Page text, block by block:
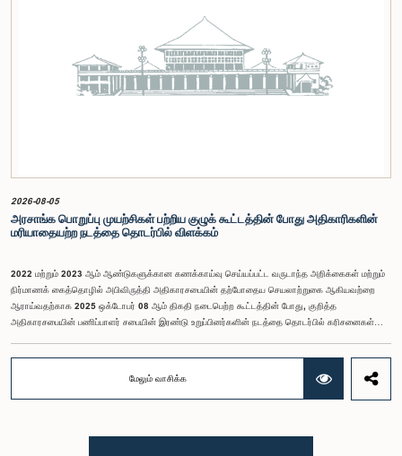
இச்செயலமர்வு தொடருக்கான அபிவிருத்தி பங்காளராக அனுசரணை வழங்கும் CII (Coalition for
Inclusive Impact) நிறுவனத்தின் பிரதிநிதிகளும் கலந்துகொண்டனர்.இந்த செயலமர்வில் பங்கேற்க
விரும்பும் கம்பஹா மாவட்டத்தைச் சேர்ந்த 18 – 35 வயதுக்குட்பட்ட இளைஞர், யுவதிகள் இங்கே
தரப்பட்டுள்ள https://forms.gle/aVp5UzhLbtPSmVap8 இணைப்பின் ஊடாக உரிய விண்ணப்பப்
படிவத்தை பூர்த்தி செய்து பதிவு செய்யுமாறு கேட்டுக்கொள்ளப்படுகின்றனர்.
2026-08-05
அரசாங்க பொறுப்பு முயற்சிகள் பற்றிய குழுக் கூட்டத்தின் போது அதிகாரிகளின்
மரியாதையற்ற நடத்தை தொடர்பில் விளக்கம்
2022 மற்றும் 2023 ஆம் ஆண்டுகளுக்கான கணக்காய்வு செய்யப்பட்ட வருடாந்த அறிக்கைகள் மற்றும்
நிர்மாணக் கைத்தொழில் அபிவிருத்தி அதிகாரசபையின் தற்போதைய செயலாற்றுகை ஆகியவற்றை
ஆராய்வதற்காக 2025 ஒக்டோபர் 08 ஆம் திகதி நடைபெற்ற கூட்டத்தின் போது, குறித்த
அதிகாரசபையின் பணிப்பாளர் சபையின் இரண்டு உறுப்பினர்களின் நடத்தை தொடர்பில் கரிசனைகள்
இக்கூட்டத்தில் கலந்துகொண்டார் என்பதைக் குழு அவதானித்தது. மேலும், தாபிக்கப்பட்ட பாராளுமன்ற
நடைமுறை மற்றும் ஒழுங்குமுறைகளுக்கு முரணான வகையில், தவிசாளரின் முன் அனுமதியைப்
தொடர்ந்து, அரசாங்க பொறுப்பு முயற்சிகள் பற்றிய குழுவின் கௌரவ தவிசாளரினால் எழுப்பப்பட்ட
மேலும் வாசிக்க